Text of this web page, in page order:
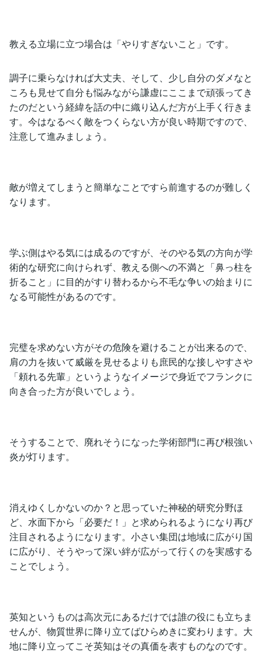
教える立場に立つ場合は「やりすぎないこと」です。
調子に乗らなければ大丈夫、そして、少し自分のダメなと
ころも見せて自分も悩みながら謙虚にここまで頑張ってき
たのだという経緯を話の中に織り込んだ方が上手く行きま
す。今はなるべく敵をつくらない方が良い時期ですので、
注意して進みましょう。
敵が増えてしまうと簡単なことですら前進するのが難しく
なります。
学ぶ側はやる気には成るのですが、そのやる気の方向が学
術的な研究に向けられず、教える側への不満と「鼻っ柱を
折ること」に目的がすり替わるから不毛な争いの始まりに
なる可能性があるのです。
完璧を求めない方がその危険を避けることが出来るので、
肩の力を抜いて威厳を見せるよりも庶民的な接しやすさや
「頼れる先輩」というようなイメージで身近でフランクに
向き合った方が良いでしょう。
そうすることで、廃れそうになった学術部門に再び根強い
炎が灯ります。
消えゆくしかないのか？と思っていた神秘的研究分野ほ
ど、水面下から「必要だ！」と求められるようになり再び
注目されるようになります。小さい集団は地域に広がり国
に広がり、そうやって深い絆が広がって行くのを実感する
ことでしょう。
英知というものは高次元にあるだけでは誰の役にも立ちま
せんが、物質世界に降り立てばひらめきに変わります。大
地に降り立ってこそ英知はその真価を表すものなのです。